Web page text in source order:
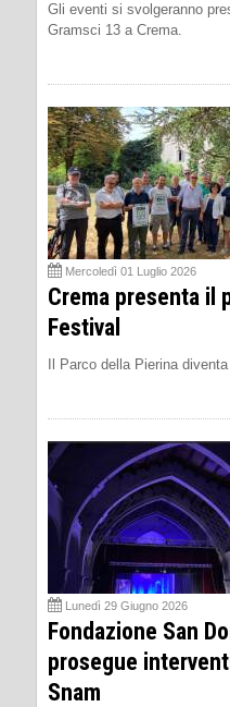
Gli eventi si svolgeranno
Gramsci 13 a Crema.
Mercoledì 01 Luglio 2026
Crema presenta il
Festival
Il Parco della Pierina
Lunedì 29 Giugno 2026
Fondazione San
prosegue
Snam